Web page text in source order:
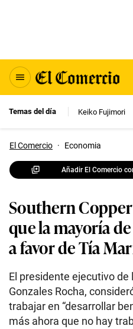
Temas del día Keiko Fujimori
El Comercio · Economia
Añadir El Comercio
Southern
que la mayoría
a favor de Tía
El presidente ejecutivo de
Gonzales Rocha,
trabajar en “desarrollar
más ahora que no hay